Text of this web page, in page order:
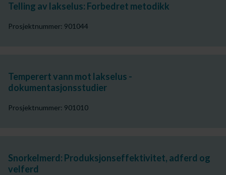
Telling av lakselus: Forbedret metodikk
Prosjektnummer: 901044
Temperert vann mot lakselus -
dokumentasjonsstudier
Prosjektnummer: 901010
Snorkelmerd: Produksjonseffektivitet, adferd og
velferd